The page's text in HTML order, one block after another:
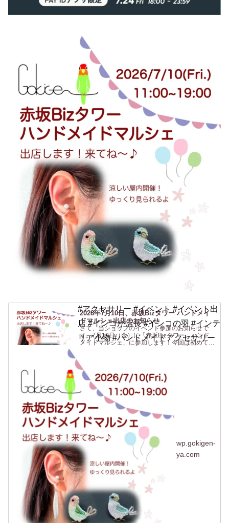
2026年7月10日、赤坂Bizタワー ハンドメイ
ドマルシェ出店のお知らせ
さて、当ショップのイベント参加のお知らせで
す。7月10日（金）に「赤坂Bizタワー ハンド
メイドマルシェ」に参加します！今回は初めての
たことがない「赤坂...
wp.gokigen-
ya.com
#アクセサリー #イベント #イベント出
店 #インコが店長 #インコの羽 #インテ
リア小物 #ハンドメイドアクセサリー